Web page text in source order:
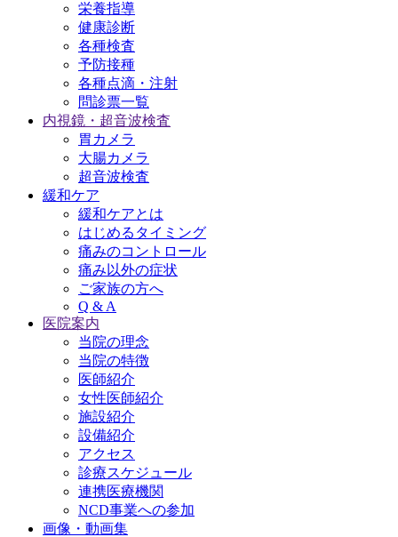
栄養指導
健康診断
各種検査
予防接種
各種点滴・注射
問診票一覧
内視鏡・超音波検査
胃カメラ
大腸カメラ
超音波検査
緩和ケア
緩和ケアとは
はじめるタイミング
痛みのコントロール
痛み以外の症状
ご家族の方へ
Q & A
医院案内
当院の理念
当院の特徴
医師紹介
女性医師紹介
施設紹介
設備紹介
アクセス
診療スケジュール
連携医療機関
NCD事業への参加
画像・動画集